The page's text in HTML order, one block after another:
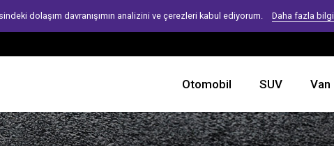
dolaşım davranışımın analizini ve çerezleri kabul ediyorum. Daha fazla bilgi
Otomobil SUV Van